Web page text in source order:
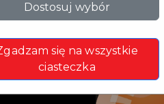
Dostosuj wybór
się na wszystkie
ciasteczka